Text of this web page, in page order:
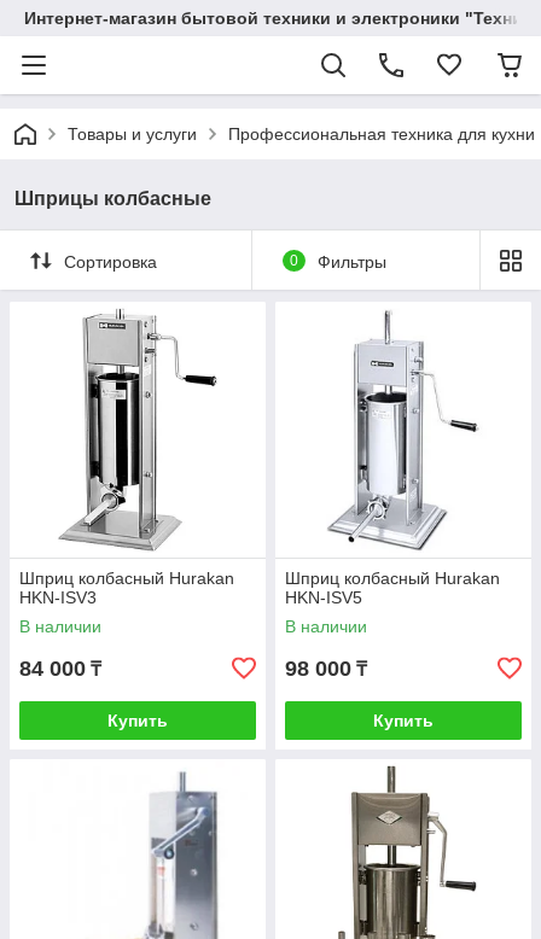
Интернет-магазин бытовой техники и электроники
Товары и услуги Профессиональная техника для кухни
Шприцы колбасные
Сортировка 0 Фильтры
Шприц колбасный Hurakan
HKN-ISV3
В наличии
84 000 ₸
Купить
Шприц колбасный Hurakan
HKN-ISV5
В наличии
98 000 ₸
Купить